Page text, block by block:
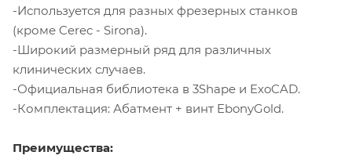
-Используется для разных фрезерных станков
(кроме Cerec - Sirona).
-Широкий размерный ряд для различных
клинических случаев.
-Официальная библиотека в 3Shape и ExoCAD.
-Комплектация: Абатмент + винт EbonyGold.
Преимущества: